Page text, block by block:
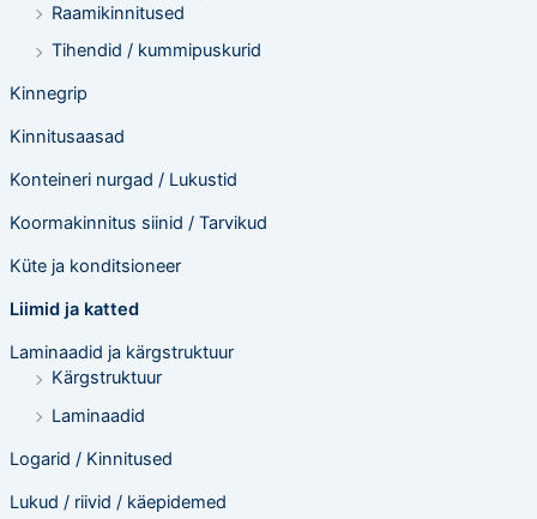
Raamikinnitused
Tihendid / kummipuskurid
Kinnegrip
Kinnitusaasad
Konteineri nurgad / Lukustid
Koormakinnitus siinid / Tarvikud
Küte ja konditsioneer
Liimid ja katted
Laminaadid ja kärgstruktuur
Kärgstruktuur
Laminaadid
Logarid / Kinnitused
Lukud / riivid / käepidemed